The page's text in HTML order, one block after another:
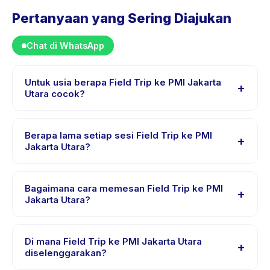
Pertanyaan yang Sering Diajukan
Chat di WhatsApp
Untuk usia berapa Field Trip ke PMI Jakarta
Utara cocok?
+
usia 4 sampai 10 tahun. Instruktur menyesuaikan
program untuk berbagai tingkat kemampuan dalam
Berapa lama setiap sesi Field Trip ke PMI
Jakarta Utara?
+
sekitar 3 jam. Datang 10 menit lebih awal untuk proses
check-in yang lancar.
Bagaimana cara memesan Field Trip ke PMI
Jakarta Utara?
+
PMI Jakarta Utara, pilih tanggal dan paket yang
diinginkan, lalu pesan secara instan. Anda akan
Di mana Field Trip ke PMI Jakarta Utara
diselenggarakan?
+